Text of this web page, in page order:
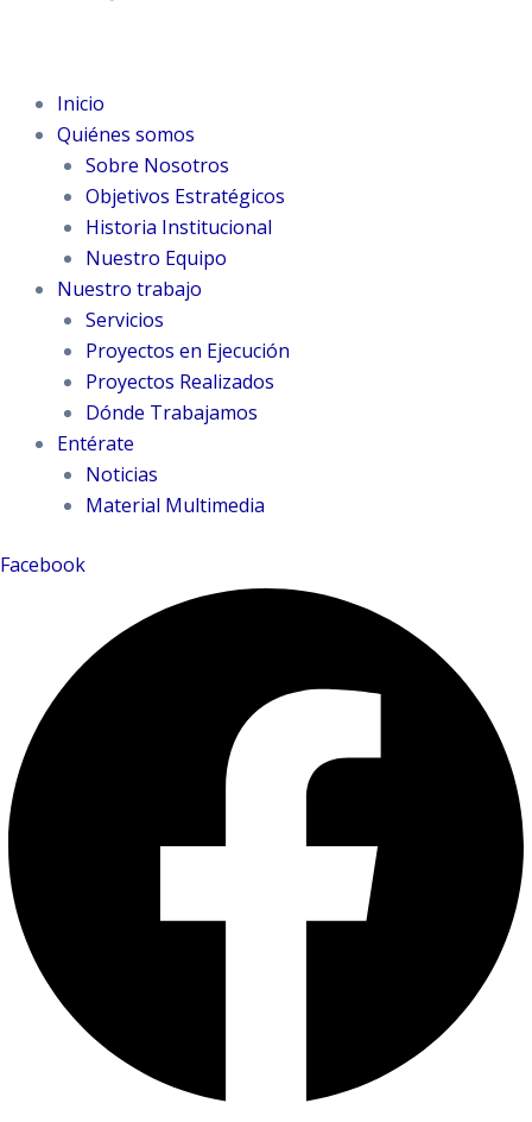
Inicio
Quiénes somos
Sobre Nosotros
Objetivos Estratégicos
Historia Institucional
Nuestro Equipo
Nuestro trabajo
Servicios
Proyectos en Ejecución
Proyectos Realizados
Dónde Trabajamos
Entérate
Noticias
Material Multimedia
Facebook